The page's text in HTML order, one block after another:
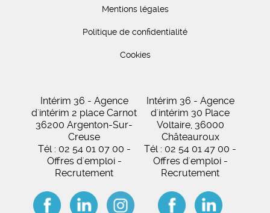
Mentions légales
Politique de confidentialité
Cookies
Intérim 36 - Agence
d'intérim 2 place Carnot
36200 Argenton-Sur-
Creuse
Tél : 02 54 01 07 00 -
Offres d'emploi -
Recrutement
Intérim 36 - Agence
d'intérim 30 Place
Voltaire, 36000
Châteauroux
Tél : 02 54 01 47 00 -
Offres d'emploi -
Recrutement